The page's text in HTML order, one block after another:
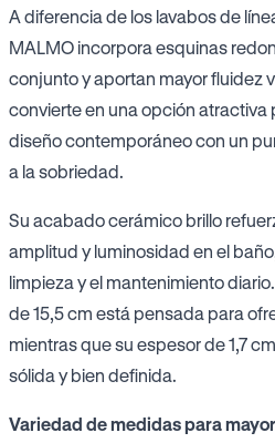
A diferencia de los lavabos de
MALMO incorpora esquinas
conjunto y aportan mayor fluidez
convierte en una opción atractiva
diseño contemporáneo con un
a la sobriedad.
Su acabado cerámico brillo
amplitud y luminosidad en el
limpieza y el mantenimiento
de 15,5 cm está pensada para
mientras que su espesor de 1,7
sólida y bien definida.
Variedad de medidas para